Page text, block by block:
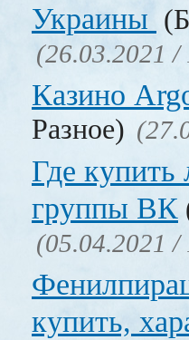
Украины
(26.03.2021 /
Казино
Разное)
Где купить
группы ВК
(05.04.2021 /
купить,